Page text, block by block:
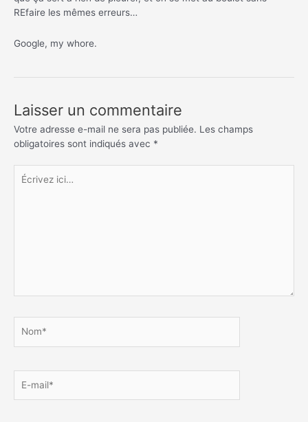
REfaire les mêmes erreurs…
Google, my whore.
Laisser un commentaire
Votre adresse e-mail ne sera pas publiée. Les champs
obligatoires sont indiqués avec *
Écrivez
ici…
mail*